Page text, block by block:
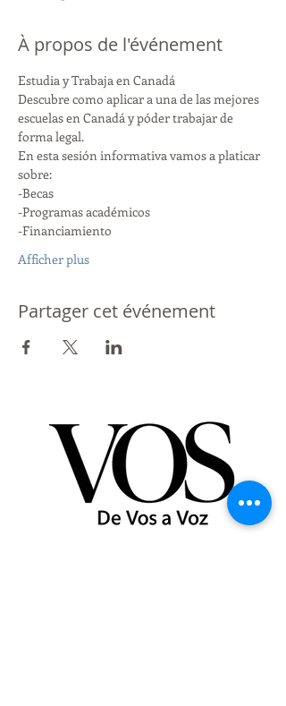
À propos de l'événement
Estudia y Trabaja en Canadá
Descubre como aplicar a una de las mejores
escuelas en Canadá y póder trabajar de
forma legal.
En esta sesión informativa vamos a platicar
sobre:
-Becas
-Programas académicos
-Financiamiento
Afficher plus
Partager cet événement